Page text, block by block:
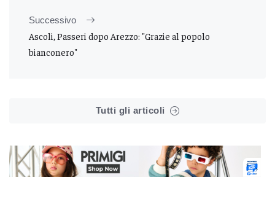
Successivo
Ascoli, Passeri dopo Arezzo: "Grazie al popolo
bianconero"
Tutti gli articoli